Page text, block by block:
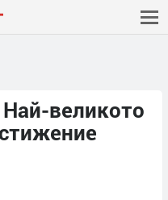
великото